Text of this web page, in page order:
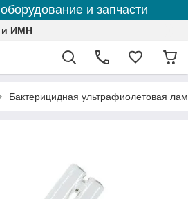
и запчасти
и ИМН
Бактерицидная ультрафиолетовая